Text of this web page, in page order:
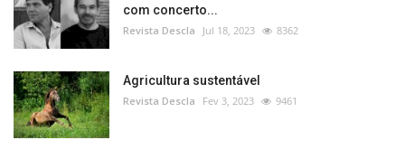
com concerto...
Revista Descla Jul 18, 2023 8362
Agricultura sustentável
Revista Descla Fev 3, 2023 9461